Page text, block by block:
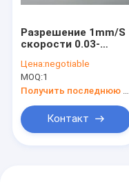
Разрешение 1mm/S
скорости 0.03-
измерительной
системы подачи
UAV
Цена:negotiable
MOQ:1
Контакт